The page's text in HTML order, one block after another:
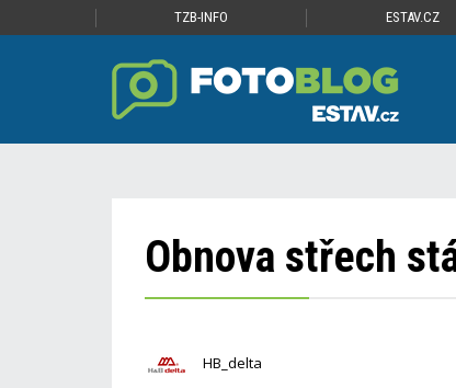
TZB-INFO ESTAV.CZ
Obnova střech
HB_delta